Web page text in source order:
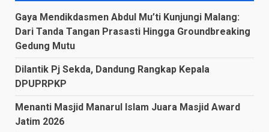
Gaya Mendikdasmen Abdul Mu’ti Kunjungi Malang:
Dari Tanda Tangan Prasasti Hingga Groundbreaking
Gedung Mutu
Dilantik Pj Sekda, Dandung Rangkap Kepala
DPUPRPKP
Menanti Masjid Manarul Islam Juara Masjid Award
Jatim 2026